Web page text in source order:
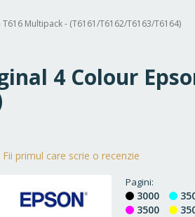
Multipack - (T6161/T6162/T6163/T6164)
4 Colour
Fii primul care scrie o recenzie
Pagini
3000
3500